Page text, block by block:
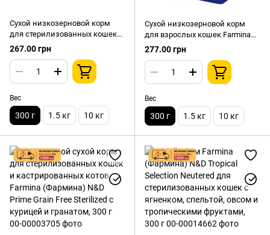
Сухой низкозерновой корм
для стерилизованных кошек
Farmina N&D Ancestral Grain Cat
Low Grain Sterilized Chicken &
Pomegranate с курицей и
гранатом, 300 г
267.00 грн
Вес
300 г 1.5 кг 10 кг
Сухой низкозерновой корм
для взрослых кошек Farmina
N&D Ocean Cat Low Grain Cod &
Orange с треской и
апельсином, 300 г
277.00 грн
Вес
300 г 1.5 кг 10 кг